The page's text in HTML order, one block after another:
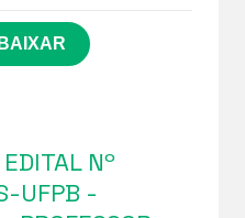
Nº
UFPB -